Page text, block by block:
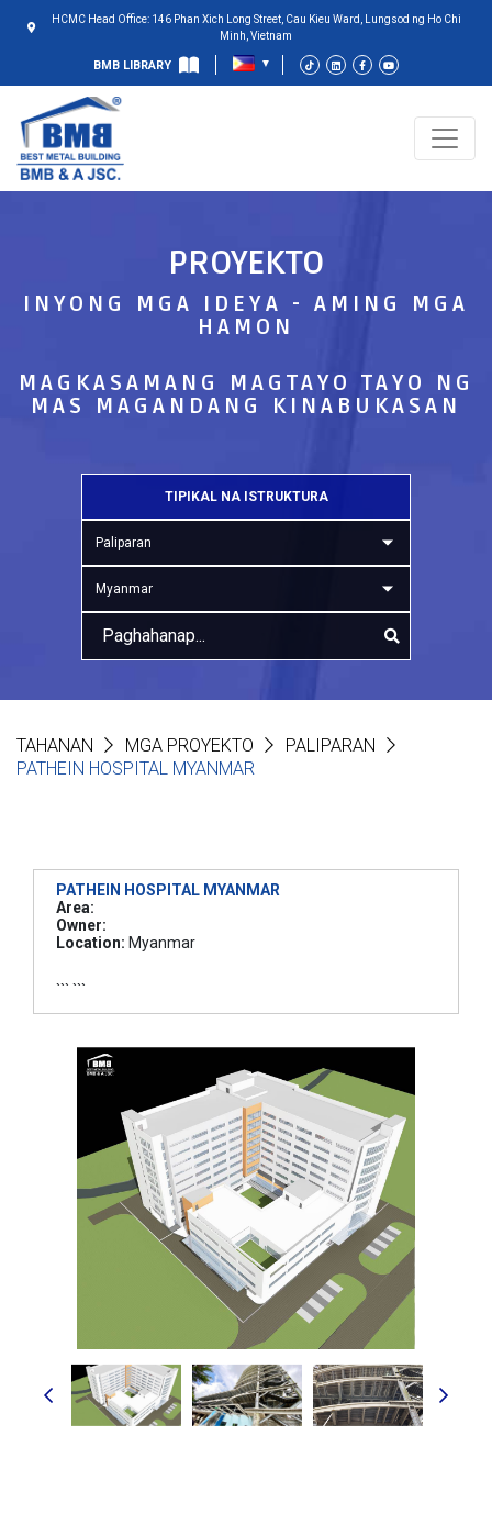
HCMC Head Office: 146 Phan Xich Long Street, Cau Kieu Ward, Lungsod ng Ho Chi
Minh, Vietnam
BMB LIBRARY
PROYEKTO
INYONG MGA IDEYA - AMING MGA
HAMON
MAGKASAMANG MAGTAYO TAYO NG
MAS MAGANDANG KINABUKASAN
TIPIKAL NA ISTRUKTURA
Paliparan
Myanmar
TAHANAN MGA PROYEKTO
PALIPARAN
PATHEIN HOSPITAL MYANMAR
PATHEIN HOSPITAL MYANMAR
Area:
Owner:
Location: Myanmar
``` ```